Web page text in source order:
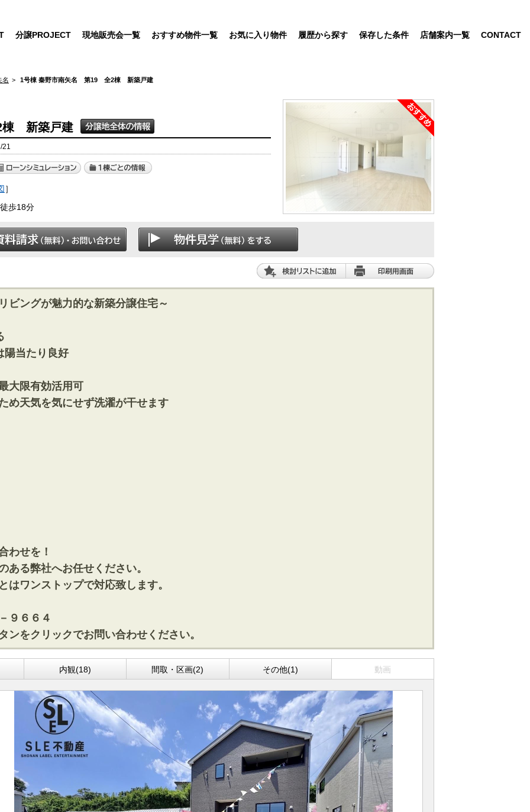
分譲PROJECT 現地販売会一覧 おすすめ物件一覧 お気に入り物件 履歴から探す 保存した条件 店舗案内一覧 CONTACT
名 1号棟 秦野市南矢名 第19 全2棟 新築戸建
新築戸建
］
歩18分
ビングが魅力的な新築分譲住宅～
陽当たり良好
大限有効活用可
め天気を気にせず洗濯が干せます
わせを！
ある弊社へお任せください。
はワンストップで対応致します。
９６６４
をクリックでお問い合わせください。
内観(18) 間取・区画(2) その他(1) 動画